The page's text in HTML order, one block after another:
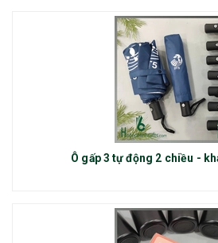
Ô gấp 3 tự động 2 chiều -